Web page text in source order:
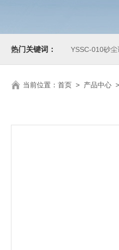
热门关键词： YSSC-010砂尘
当前位置： 首页 > 产品中心 >